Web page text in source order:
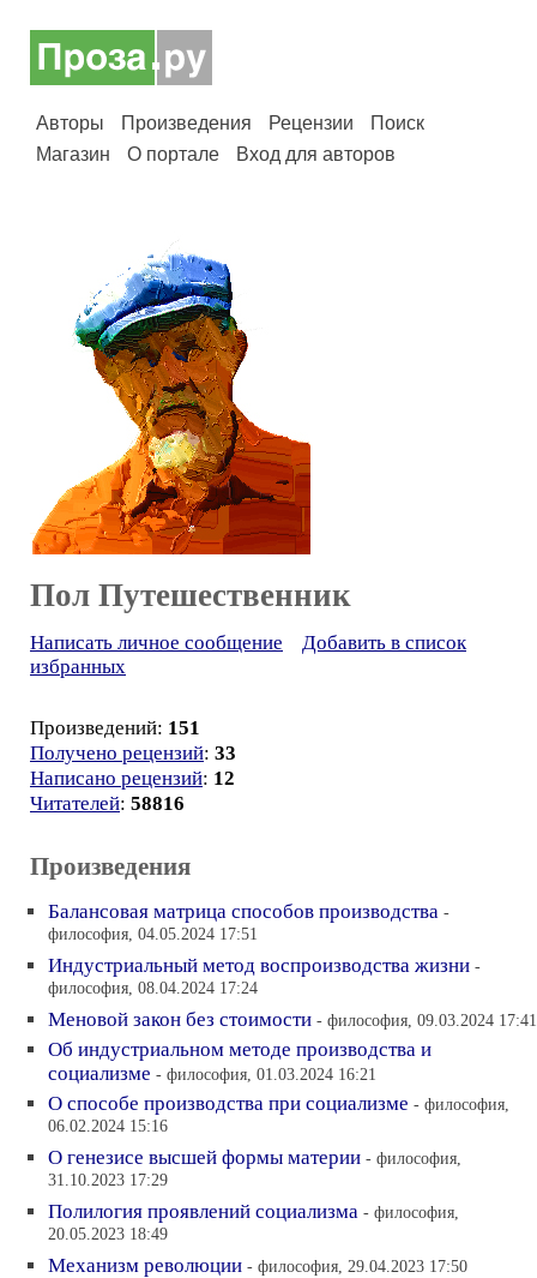
Авторы Произведения Рецензии
Поиск
Магазин
О портале Вход для авторов
Пол Путешественник
Написать личное сообщение
Добавить в список
избранных
Произведений: 151
Получено рецензий: 33
Написано рецензий: 12
Читателей: 58816
Произведения
Балансовая матрица способов производства -
философия, 04.05.2024 17:51
Индустриальный метод воспроизводства жизни -
философия, 08.04.2024 17:24
Меновой закон без стоимости - философия, 09.03.2024 17:41
Об индустриальном методе производства и
социализме - философия, 01.03.2024 16:21
О способе производства при социализме - философия,
06.02.2024 15:16
О генезисе высшей формы материи - философия,
31.10.2023 17:29
Полилогия проявлений социализма - философия,
20.05.2023 18:49
Механизм революции - философия, 29.04.2023 17:50